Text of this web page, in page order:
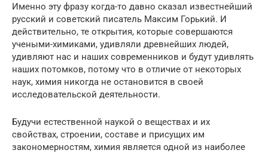
Именно эту фразу когда-то давно сказал известнейший
русский и советский писатель Максим Горький. И
действительно, те открытия, которые совершаются
учеными-химиками, удивляли древнейших людей,
удивляют нас и наших современников и будут удивлять
наших потомков, потому что в отличие от некоторых
наук, химия никогда не остановится в своей
исследовательской деятельности.
Будучи естественной наукой о веществах и их
свойствах, строении, составе и присущих им
закономерностям, химия является одной из наиболее